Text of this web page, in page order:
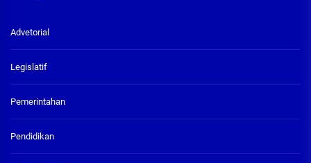
Advetorial
Legislatif
Pemerintahan
Pendidikan